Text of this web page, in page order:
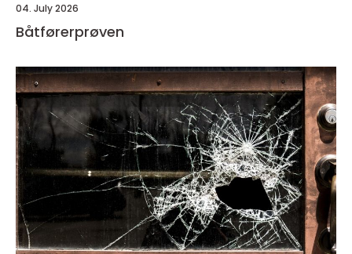
04. July 2026
Båtførerprøven